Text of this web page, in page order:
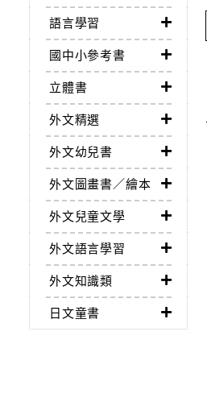
語言學習
國中小參考書
立體書
外文精選
外文幼兒書
外文圖畫書／繪本
外文兒童文學
外文語言學習
外文知識類
日文童書